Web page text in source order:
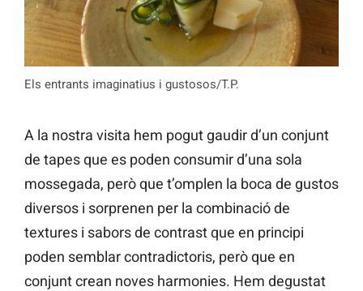
Els entrants imaginatius i gustosos/T.P.
A la nostra visita hem pogut gaudir d’un conjunt
de tapes que es poden consumir d’una sola
mossegada, però que t’omplen la boca de gustos
diversos i sorprenen per la combinació de
textures i sabors de contrast que en principi
poden semblar contradictoris, però que en
conjunt crean noves harmonies. Hem degustat